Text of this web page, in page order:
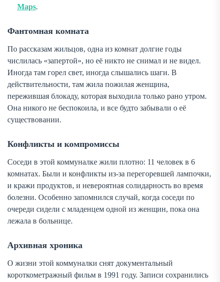
Maps.
Фантомная комната
По рассказам жильцов, одна из комнат долгие годы
числилась «запертой», но её никто не снимал и не видел.
Иногда там горел свет, иногда слышались шаги. В
действительности, там жила пожилая женщина,
пережившая блокаду, которая выходила только рано утром.
Она никого не беспокоила, и все будто забывали о её
существовании.
Конфликты и компромиссы
Соседи в этой коммуналке жили плотно: 11 человек в 6
комнатах. Были и конфликты из-за перегоревшей лампочки,
и кражи продуктов, и невероятная солидарность во время
болезни. Особенно запомнился случай, когда соседи по
очереди сидели с младенцем одной из женщин, пока она
лежала в больнице.
Архивная хроника
О жизни этой коммуналки снят документальный
короткометражный фильм в 1991 году. Записи сохранились